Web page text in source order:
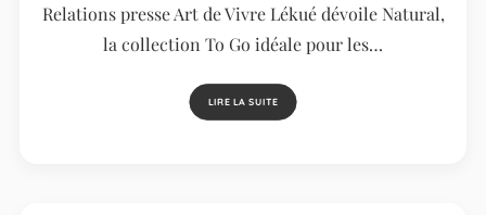
Relations presse Art de Vivre Lékué dévoile Natural,
la collection To Go idéale pour les…
LIRE LA SUITE